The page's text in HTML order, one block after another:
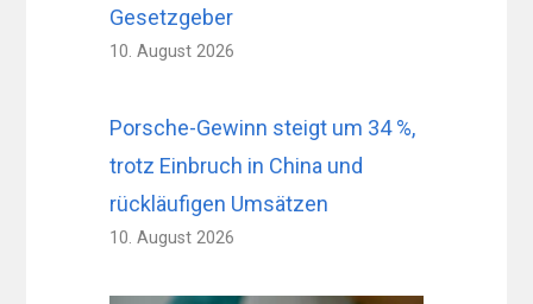
Gesetzgeber
10. August 2026
Porsche-Gewinn steigt um 34 %,
trotz Einbruch in China und
rückläufigen Umsätzen
10. August 2026